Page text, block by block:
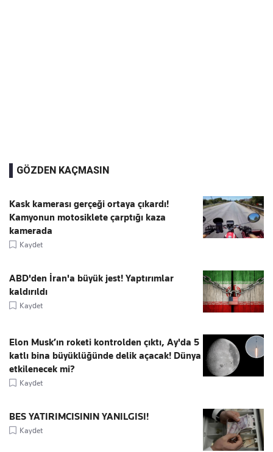
GÖZDEN KAÇMASIN
Kask kamerası gerçeği ortaya çıkardı!
Kamyonun motosiklete çarptığı kaza
kamerada
Kaydet
ABD'den İran'a büyük jest! Yaptırımlar
kaldırıldı
Kaydet
Elon Musk’ın roketi kontrolden çıktı, Ay'da 5
katlı bina büyüklüğünde delik açacak! Dünya
etkilenecek mi?
Kaydet
BES YATIRIMCISININ YANILGISI!
Kaydet